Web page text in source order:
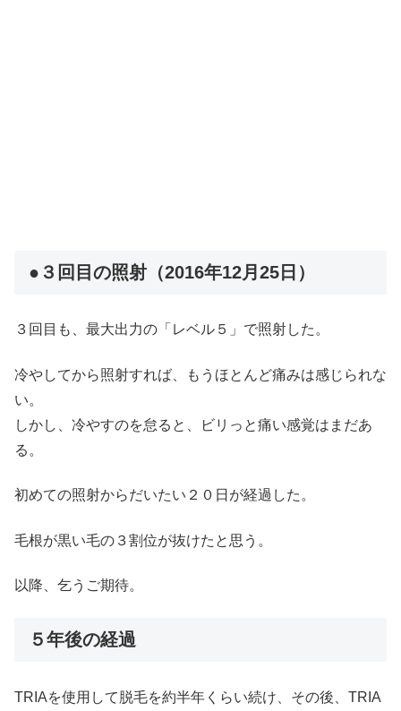
●３回目の照射（2016年12月25日）
３回目も、最大出力の「レベル５」で照射した。
冷やしてから照射すれば、もうほとんど痛みは感じられな
い。
しかし、冷やすのを怠ると、ビリっと痛い感覚はまだあ
る。
初めての照射からだいたい２０日が経過した。
毛根が黒い毛の３割位が抜けたと思う。
以降、乞うご期待。
５年後の経過
TRIAを使用して脱毛を約半年くらい続け、その後、TRIA